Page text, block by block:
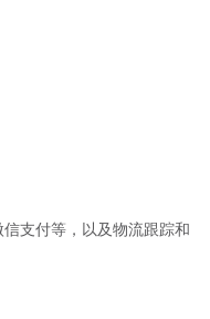
支付等，以及物流跟踪和